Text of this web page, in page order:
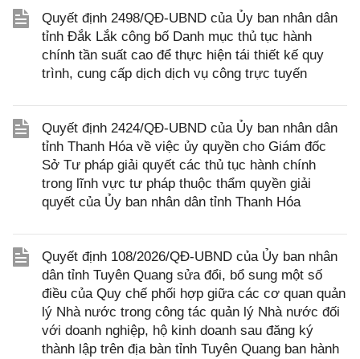
Quyết định 2498/QĐ-UBND của Ủy ban nhân dân
tỉnh Đắk Lắk công bố Danh mục thủ tục hành
chính tần suất cao để thực hiện tái thiết kế quy
trình, cung cấp dịch dịch vụ công trực tuyến
Quyết định 2424/QĐ-UBND của Ủy ban nhân dân
tỉnh Thanh Hóa về việc ủy quyền cho Giám đốc
Sở Tư pháp giải quyết các thủ tục hành chính
trong lĩnh vực tư pháp thuộc thẩm quyền giải
quyết của Ủy ban nhân dân tỉnh Thanh Hóa
Quyết định 108/2026/QĐ-UBND của Ủy ban nhân
dân tỉnh Tuyên Quang sửa đổi, bổ sung một số
điều của Quy chế phối hợp giữa các cơ quan quản
lý Nhà nước trong công tác quản lý Nhà nước đối
với doanh nghiệp, hộ kinh doanh sau đăng ký
thành lập trên địa bàn tỉnh Tuyên Quang ban hành